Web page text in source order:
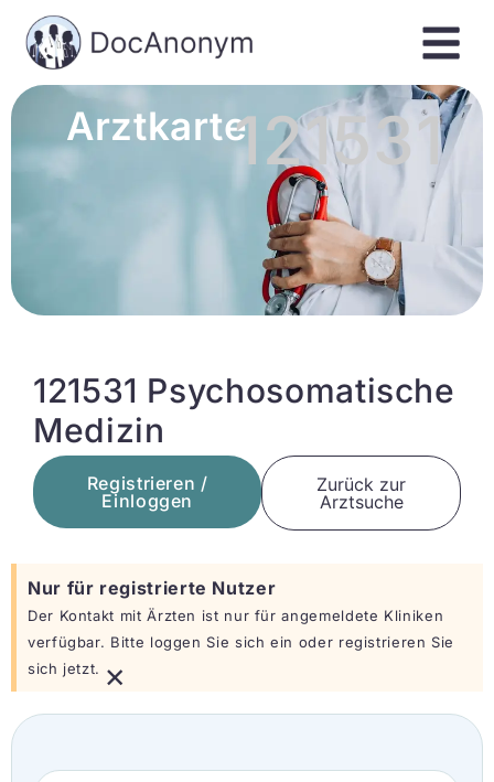
Arztkarte121531
121531 Psychosomatische
Medizin
Registrieren /
Einloggen
Zurück zur
Arztsuche
Nur für registrierte Nutzer
Der Kontakt mit Ärzten ist nur für angemeldete Kliniken
verfügbar. Bitte loggen Sie sich ein oder registrieren Sie
sich jetzt. ×